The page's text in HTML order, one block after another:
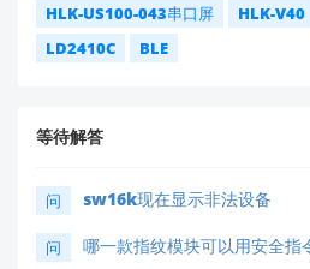
HLK-US100-043串口屏
HLK-V40
LD2410C
BLE
等待解答
问 sw16k现在显示非法设备
问 哪一款指纹模块可以用安全指